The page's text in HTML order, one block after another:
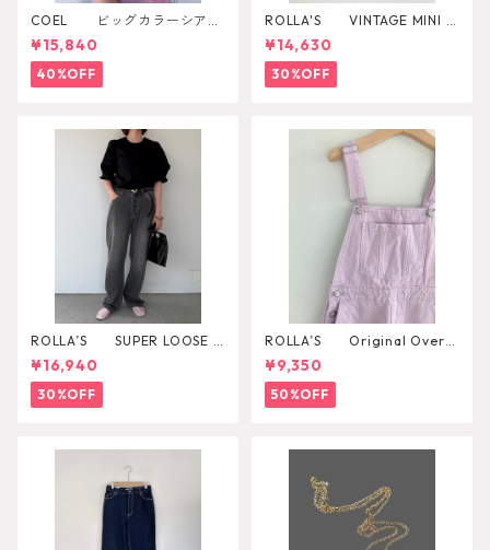
COEL ビッグカラーシアー
シャツ
¥15,840
40%OFF
ROLLA'S VINTAGE MINI D
AZZLER
¥14,630
30%OFF
ROLLA’S SUPER LOOSE B
LACK STONE
¥16,940
30%OFF
ROLLA’S Original Overal
l¥9,350
50%OFF